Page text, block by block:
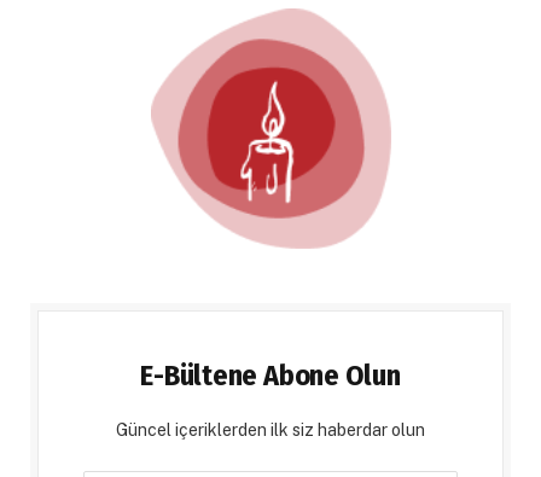
E-Bültene Abone Olun
Güncel içeriklerden ilk siz haberdar olun